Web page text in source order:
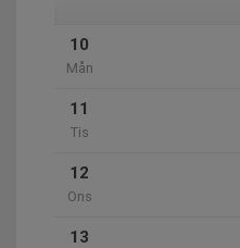
10
Mån
11
Tis
12
Ons
13